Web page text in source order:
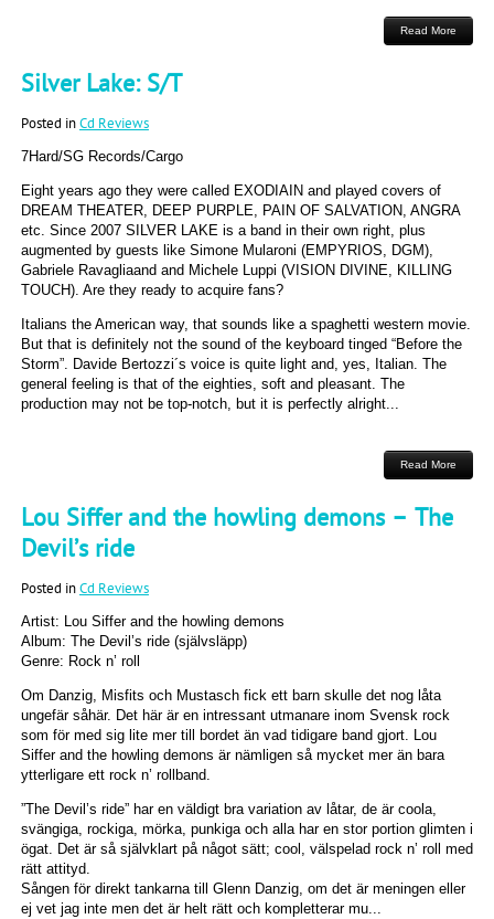
Read More
Silver Lake: S/T
Posted inCd Reviews
7Hard/SG Records/Cargo
Eight years ago they were called EXODIAIN and played covers of
DREAM THEATER, DEEP PURPLE, PAIN OF SALVATION, ANGRA
etc. Since 2007 SILVER LAKE is a band in their own right, plus
augmented by guests like Simone Mularoni (EMPYRIOS, DGM),
Gabriele Ravagliaand and Michele Luppi (VISION DIVINE, KILLING
TOUCH). Are they ready to acquire fans?
Italians the American way, that sounds like a spaghetti western movie.
But that is definitely not the sound of the keyboard tinged “Before the
Storm”. Davide Bertozzi´s voice is quite light and, yes, Italian. The
general feeling is that of the eighties, soft and pleasant. The
production may not be top-notch, but it is perfectly alright...
Read More
Lou Siffer and the howling demons – The
Devil’s ride
Posted inCd Reviews
Artist: Lou Siffer and the howling demons
Album: The Devil’s ride (självsläpp)
Genre: Rock n’ roll
Om Danzig, Misfits och Mustasch fick ett barn skulle det nog låta
ungefär såhär. Det här är en intressant utmanare inom Svensk rock
som för med sig lite mer till bordet än vad tidigare band gjort. Lou
Siffer and the howling demons är nämligen så mycket mer än bara
ytterligare ett rock n’ rollband.
”The Devil’s ride” har en väldigt bra variation av låtar, de är coola,
svängiga, rockiga, mörka, punkiga och alla har en stor portion glimten i
ögat. Det är så självklart på något sätt; cool, välspelad rock n’ roll med
rätt attityd.
Sången för direkt tankarna till Glenn Danzig, om det är meningen eller
ej vet jag inte men det är helt rätt och kompletterar mu...